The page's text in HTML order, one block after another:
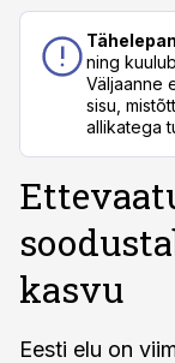
ning
Väljaanne
sisu,
allikatega
kasvu
Eesti elu on